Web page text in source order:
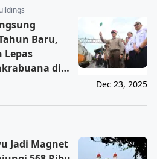
Baru,
Lepas
di
Dec 23, 2025
Jadi Magnet